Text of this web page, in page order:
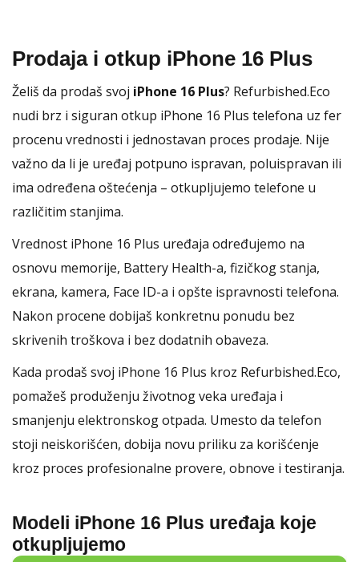
Prodaja i otkup iPhone 16 Plus
Želiš da prodaš svoj iPhone 16 Plus? Refurbished.Eco
nudi brz i siguran otkup iPhone 16 Plus telefona uz fer
procenu vrednosti i jednostavan proces prodaje. Nije
važno da li je uređaj potpuno ispravan, poluispravan ili
ima određena oštećenja – otkupljujemo telefone u
različitim stanjima.
Vrednost iPhone 16 Plus uređaja određujemo na
osnovu memorije, Battery Health-a, fizičkog stanja,
ekrana, kamera, Face ID-a i opšte ispravnosti telefona.
Nakon procene dobijaš konkretnu ponudu bez
skrivenih troškova i bez dodatnih obaveza.
Kada prodaš svoj iPhone 16 Plus kroz Refurbished.Eco,
pomažeš produženju životnog veka uređaja i
smanjenju elektronskog otpada. Umesto da telefon
stoji neiskorišćen, dobija novu priliku za korišćenje
kroz proces profesionalne provere, obnove i testiranja.
Modeli iPhone 16 Plus uređaja koje
otkupljujemo